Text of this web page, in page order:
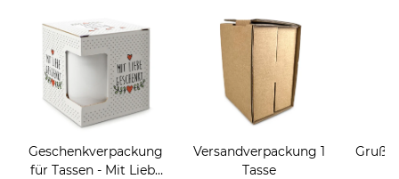
Geschenkverpackung
für Tassen - Mit Liebe
Versandverpackung 1
Tasse